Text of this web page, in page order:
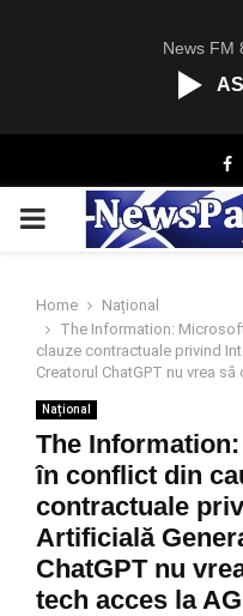
News FM
PRIMARY
Home
Național
The Information:
clauze contractuale privind
Creatorul ChatGPT nu vrea
Național
The
în conflict din
contractuale
Artificială
ChatGPT nu
tech acces la